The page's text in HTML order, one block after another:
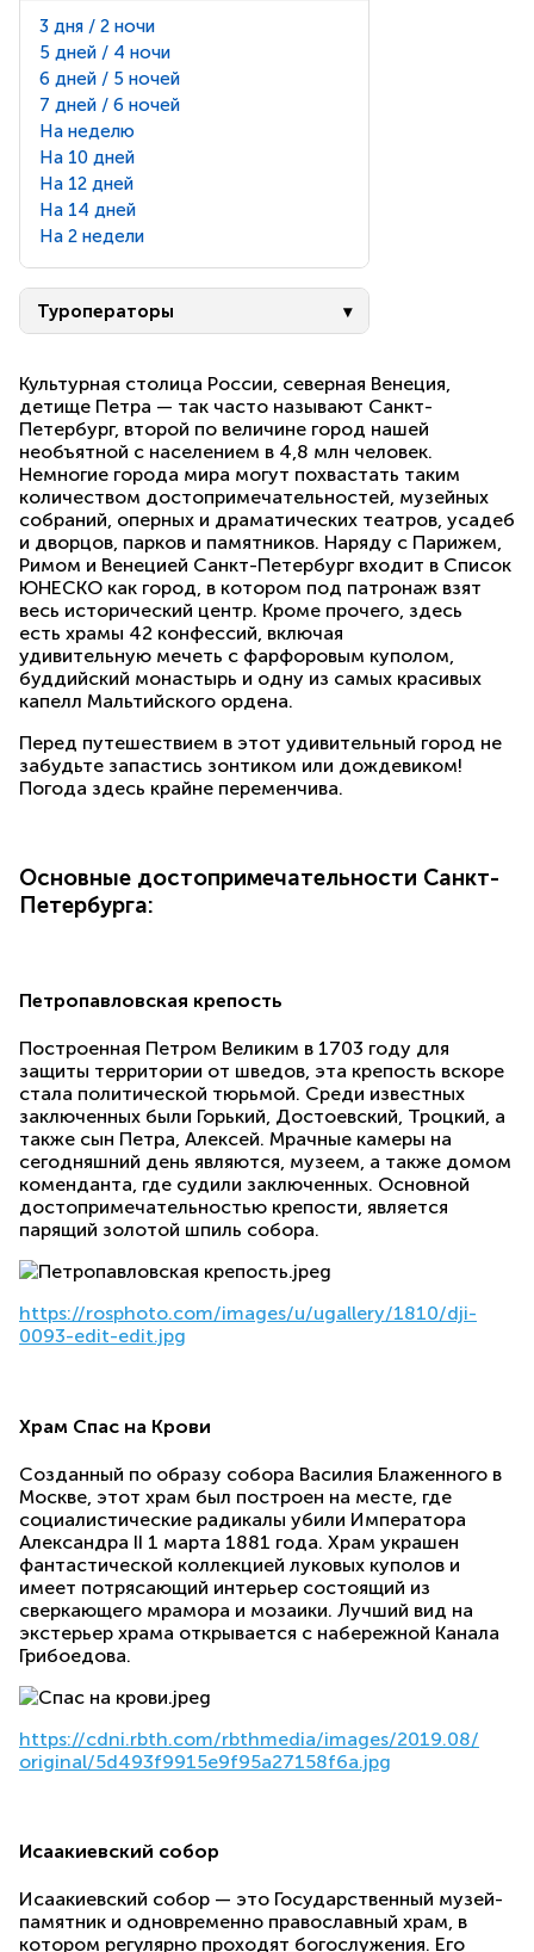
3 дня / 2 ночи
5 дней / 4 ночи
6 дней / 5 ночей
7 дней / 6 ночей
На неделю
На 10 дней
На 12 дней
На 14 дней
На 2 недели
Туроператоры
Культурная столица России, северная Венеция,
детище Петра — так часто называют Санкт-
Петербург, второй по величине город нашей
необъятной с населением в 4,8 млн человек.
Немногие города мира могут похвастать таким
количеством достопримечательностей, музейных
собраний, оперных и драматических театров, усадеб
и дворцов, парков и памятников. Наряду с Парижем,
Римом и Венецией Санкт-Петербург входит в Список
ЮНЕСКО как город, в котором под патронаж взят
весь исторический центр. Кроме прочего, здесь
есть храмы 42 конфессий, включая
удивительную мечеть с фарфоровым куполом,
буддийский монастырь и одну из самых красивых
капелл Мальтийского ордена.
Перед путешествием в этот удивительный город не
забудьте запастись зонтиком или дождевиком!
Погода здесь крайне переменчива.
Основные досто­приме­чатель­ности Санкт-
Петербурга:
Петропавловская крепость
Построенная Петром Великим в 1703 году для
защиты территории от шведов, эта крепость вскоре
стала политической тюрьмой. Среди известных
заключенных были Горький, Достоевский, Троцкий, а
также сын Петра, Алексей. Мрачные камеры на
сегодняшний день являются, музеем, а также домом
коменданта, где судили заключенных. Основной
достопримечательностью крепости, является
парящий золотой шпиль собора.
https://rosphoto.com/images/u/ugallery/1810/dji-
0093-edit-edit.jpg
Храм Спас на Крови
Созданный по образу собора Василия Блаженного в
Москве, этот храм был построен на месте, где
социалистические радикалы убили Императора
Александра II 1 марта 1881 года. Храм украшен
фантастической коллекцией луковых куполов и
имеет потрясающий интерьер состоящий из
сверкающего мрамора и мозаики. Лучший вид на
экстерьер храма открывается с набережной Канала
Грибоедова.
https://cdni.rbth.com/rbthmedia/images/2019.08/
original/5d493f9915e9f95a27158f6a.jpg
Исаакиевский собор
Исаакиевский собор — это Государственный музей-
памятник и одновременно православный храм, в
котором регулярно проходят богослужения. Его